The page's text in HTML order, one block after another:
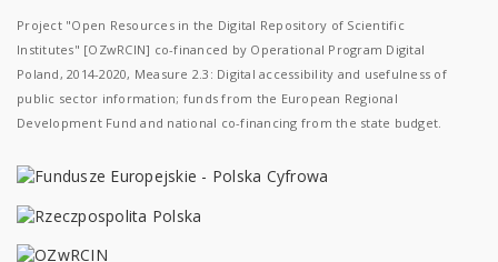
Project "Open Resources in the Digital Repository of Scientific
Institutes" [OZwRCIN] co-financed by Operational Program Digital
Poland, 2014-2020, Measure 2.3: Digital accessibility and usefulness of
public sector information; funds from the European Regional
Development Fund and national co-financing from the state budget.